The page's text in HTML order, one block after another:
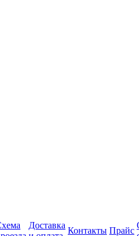
Доставка
Контакты Прайс